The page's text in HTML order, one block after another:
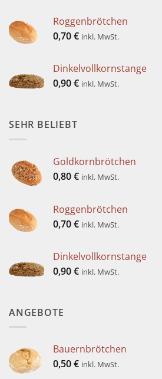
Roggenbrötchen
0,70€ inkl. MwSt.
Dinkelvollkornstange
0,90€ inkl. MwSt.
SEHR BELIEBT
Goldkornbrötchen
0,80€ inkl. MwSt.
Roggenbrötchen
0,70€ inkl. MwSt.
Dinkelvollkornstange
0,90€ inkl. MwSt.
ANGEBOTE
Bauernbrötchen
0,50€ inkl. MwSt.